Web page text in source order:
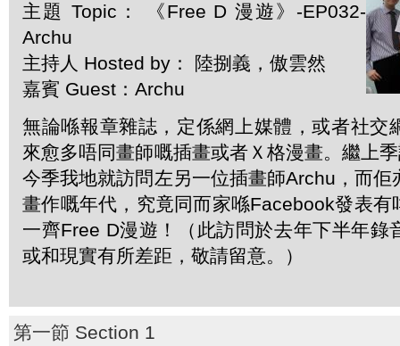
主題 Topic： 《Free D 漫遊》-EP032-
Archu
主持人 Hosted by： 陸捌義，傲雲然
嘉賓 Guest：Archu
無論喺報章雜誌，定係網上媒體，或者社交
來愈多唔同畫師嘅插畫或者Ｘ格漫畫。繼上
今季我地就訪問左另一位插畫師Archu，而
畫作嘅年代，究竟同而家喺Facebook發表有
一齊Free D漫遊！（此訪問於去年下半年錄
或和現實有所差距，敬請留意。）
第一節 Section 1